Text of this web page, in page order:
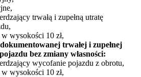
trwałą i zupełną utratę
w wysokości 10 zł,
trwałej i zupełnej
bez zmiany własności:
wycofanie pojazdu z obrotu,
w wysokości 10 zł,